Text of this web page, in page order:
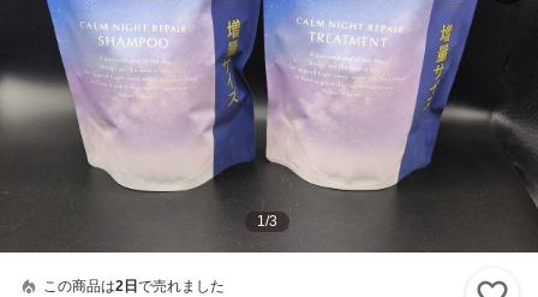
1/3
この商品は2日 で売れました